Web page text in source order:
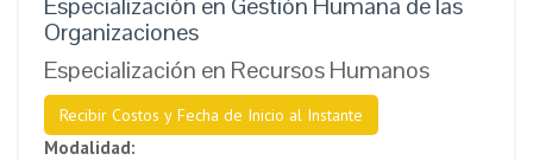
Organizaciones
Especialización en Recursos Humanos
Recibir Costos y Fecha de Inicio al Instante
Modalidad: